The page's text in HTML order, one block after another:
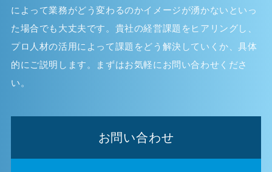
によって業務がどう変わるのかイメージが湧かないといっ
た場合でも大丈夫です。貴社の経営課題をヒアリングし、
プロ人材の活用によって課題をどう解決していくか、具体
的にご説明します。まずはお気軽にお問い合わせくださ
い。
お問い合わせ